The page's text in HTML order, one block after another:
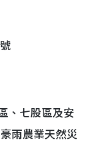
七股區及安
雨農業天然災